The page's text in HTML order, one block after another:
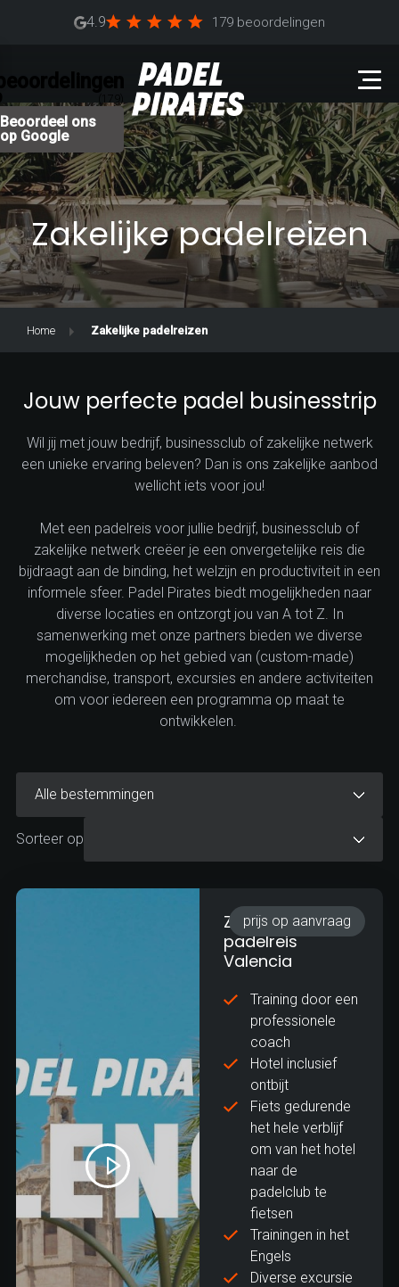
Beoordeel ons
op Google
4.9 179 beoordelingen
Zakelijke padelreizen
Home Zakelijke padelreizen
Jouw perfecte padel businesstrip
Wil jij met jouw bedrijf, businessclub of zakelijke netwerk
een unieke ervaring beleven? Dan is ons zakelijke aanbod
wellicht iets voor jou!
Met een padelreis voor jullie bedrijf, businessclub of
zakelijke netwerk creëer je een onvergetelijke reis die
bijdraagt aan de binding, het welzijn en productiviteit in een
informele sfeer. Padel Pirates biedt mogelijkheden naar
diverse locaties en ontzorgt jou van A tot Z. In
samenwerking met onze partners bieden we diverse
mogelijkheden op het gebied van (custom-made)
merchandise, transport, excursies en andere activiteiten
om voor iedereen een programma op maat te
ontwikkelen.
Sorteer op
prijs op aanvraag
Zakelijke
padelreis
Valencia
Training door een
professionele
coach
Hotel inclusief
ontbijt
Fiets gedurende
het hele verblijf
om van het hotel
naar de
padelclub te
fietsen
Trainingen in het
Engels
Diverse excursie